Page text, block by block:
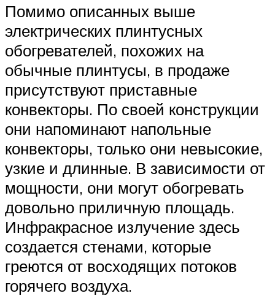
Помимо описанных выше
электрических плинтусных
обогревателей, похожих на
обычные плинтусы, в продаже
присутствуют приставные
конвекторы. По своей конструкции
они напоминают напольные
конвекторы, только они невысокие,
узкие и длинные. В зависимости от
мощности, они могут обогревать
довольно приличную площадь.
Инфракрасное излучение здесь
создается стенами, которые
греются от восходящих потоков
горячего воздуха.